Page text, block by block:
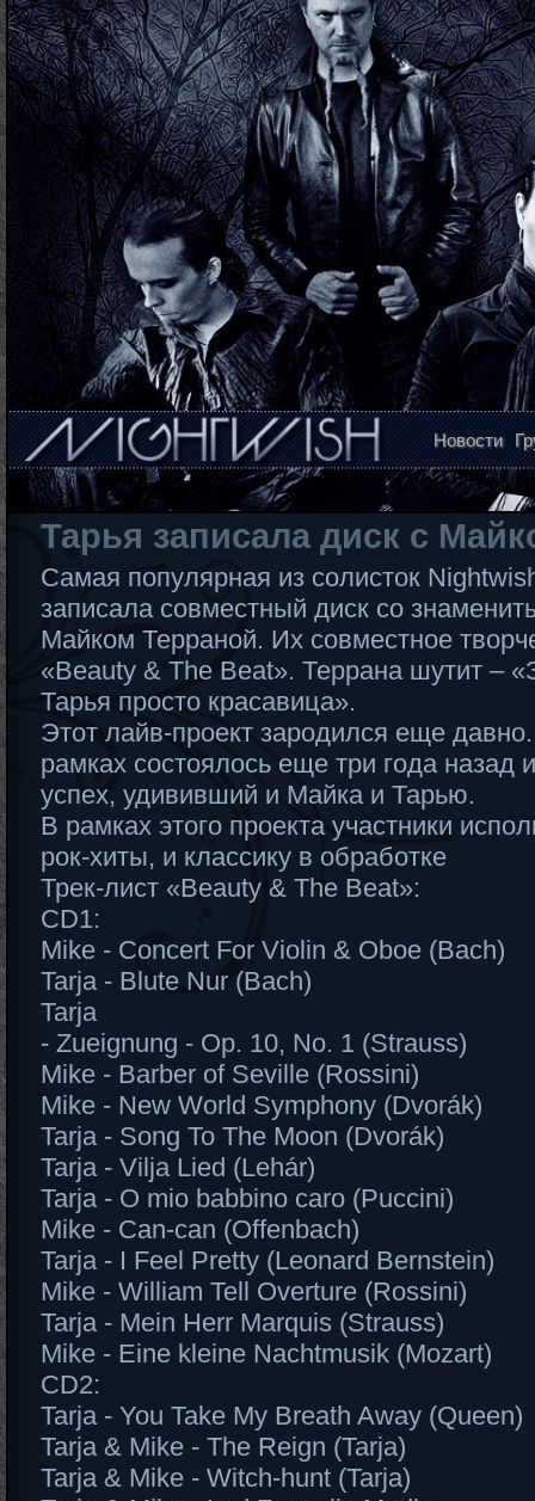
Новости
Тарья записала диск с
Самая популярная из солисток
записала совместный диск со
Майком Терраной. Их совместное
«Beauty & The Beat». Террана шутит –
Тарья просто красавица».
Этот лайв-проект зародился еще
рамках состоялось еще три года назад
успех, удививший и Майка и Тарью.
В рамках этого проекта участники
рок-хиты, и классику в обработке
Трек-лист «Beauty & The Beat»:
CD1:
Mike - Concert For Violin & Oboe (Bach)
Tarja - Blute Nur (Bach)
Tarja
- Zueignung - Op. 10, No. 1 (Strauss)
Mike - Barber of Seville (Rossini)
Mike - New World Symphony (Dvorák)
Tarja - Song To The Moon (Dvorák)
Tarja - Vilja Lied (Lehár)
Tarja - O mio babbino caro (Puccini)
Mike - Can-can (Offenbach)
Tarja - I Feel Pretty (Leonard Bernstein)
Mike - William Tell Overture (Rossini)
Tarja - Mein Herr Marquis (Strauss)
Mike - Eine kleine Nachtmusik (Mozart)
CD2:
Tarja - You Take My Breath Away (Queen)
Tarja & Mike - The Reign (Tarja)
Tarja & Mike - Witch-hunt (Tarja)